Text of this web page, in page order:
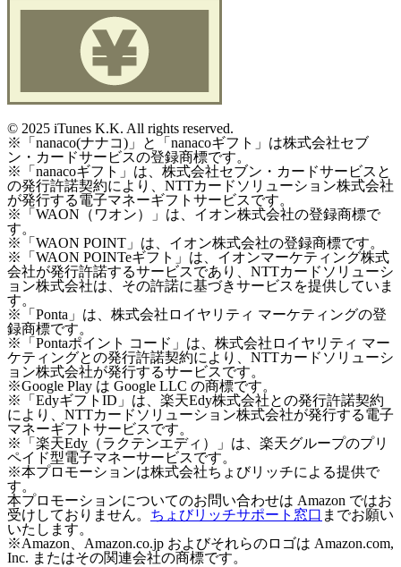
© 2025 iTunes K.K. All rights reserved.
※「nanaco(ナナコ)」と「nanacoギフト」は株式会社セブ
ン・カードサービスの登録商標です。
※「nanacoギフト」は、株式会社セブン・カードサービスと
の発行許諾契約により、NTTカードソリューション株式会社
が発行する電子マネーギフトサービスです。
※「WAON（ワオン）」は、イオン株式会社の登録商標で
す。
※「WAON POINT」は、イオン株式会社の登録商標です。
※「WAON POINTeギフト」は、イオンマーケティング株式
会社が発行許諾するサービスであり、NTTカードソリューシ
ョン株式会社は、その許諾に基づきサービスを提供していま
す。
※「Ponta」は、株式会社ロイヤリティ マーケティングの登
録商標です。
※「Pontaポイント コード」は、株式会社ロイヤリティ マー
ケティングとの発行許諾契約により、NTTカードソリューシ
ョン株式会社が発行するサービスです。
※Google Play は Google LLC の商標です。
※「EdyギフトID」は、楽天Edy株式会社との発行許諾契約
により、NTTカードソリューション株式会社が発行する電子
マネーギフトサービスです。
※「楽天Edy（ラクテンエディ）」は、楽天グループのプリ
ペイド型電子マネーサービスです。
※本プロモーションは株式会社ちょびリッチによる提供で
す。
本プロモーションについてのお問い合わせは Amazon ではお
受けしておりません。 ちょびリッチサポート窓口 までお願い
いたします。
※Amazon、Amazon.co.jp およびそれらのロゴは Amazon.com,
Inc. またはその関連会社の商標です。